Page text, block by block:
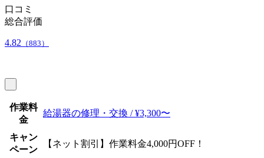
口コミ
総合評価
4.82 （883）
作業料
金
給湯器の修理・交換 / ¥3,300〜
キャン
ペーン
【ネット割引】作業料金4,000円OFF！